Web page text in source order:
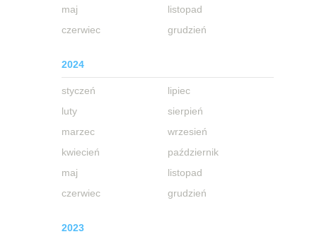
maj
czerwiec
listopad
grudzień
2024
styczeń
luty
marzec
kwiecień
maj
czerwiec
lipiec
sierpień
wrzesień
październik
listopad
grudzień
2023